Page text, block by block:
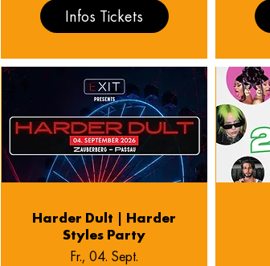
Infos Tickets
Harder Dult | Harder
Styles Party
Fr., 04. Sept.